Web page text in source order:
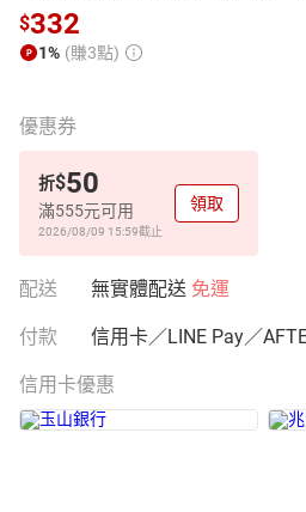
$332
1% (賺3點)
優惠券
折$50
滿555元可用
2026/08/09 15:59截止
領取
配送 無實體配送 免運
付款 信用卡／LINE Pay／
信用卡優惠